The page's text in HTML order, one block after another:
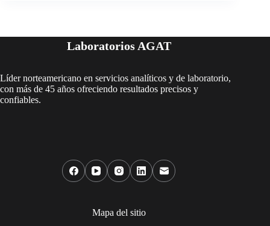
Laboratorios AGAT
Líder norteamericano en servicios analíticos y de laboratorio,
con más de 45 años ofreciendo resultados precisos y
confiables.
Mapa del sitio